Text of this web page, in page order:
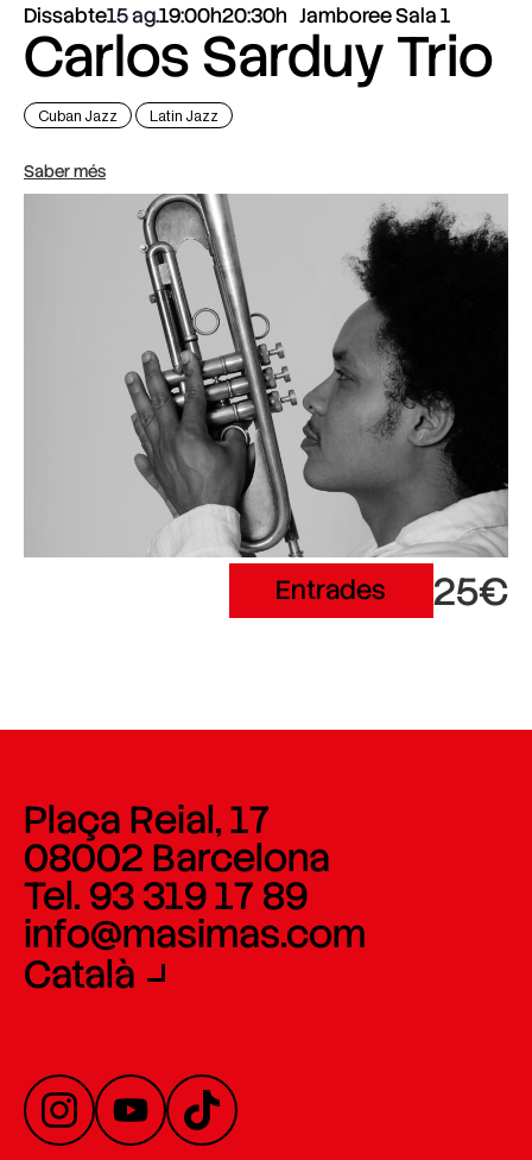
Dissabte15 ag.19:00h20:30h Jamboree Sala 1
Carlos Sarduy Trio
Cuban Jazz Latin Jazz
Saber més
Entrades 25€
Plaça Reial, 17
08002 Barcelona
Tel. 93 319 17 89
info@masimas.com
Català